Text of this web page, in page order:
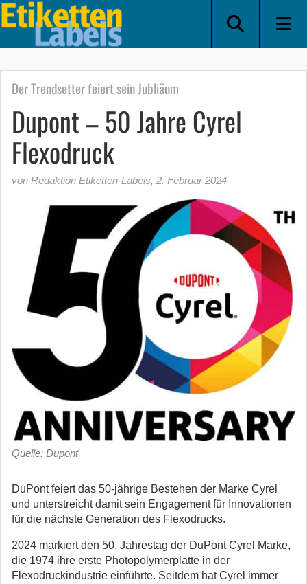
Der Trendsetter feiert sein Jubliäum
Dupont – 50 Jahre Cyrel
Flexodruck
von Redaktion Etiketten-Labels, 2. Februar 2024
Quelle: Dupont
DuPont feiert das 50-jährige Bestehen der Marke Cyrel
und unterstreicht damit sein Engagement für Innovationen
für die nächste Generation des Flexodrucks.
2024 markiert den 50. Jahrestag der DuPont Cyrel Marke,
die 1974 ihre erste Photopolymerplatte in der
Flexodruckindustrie einführte. Seitdem hat Cyrel immer